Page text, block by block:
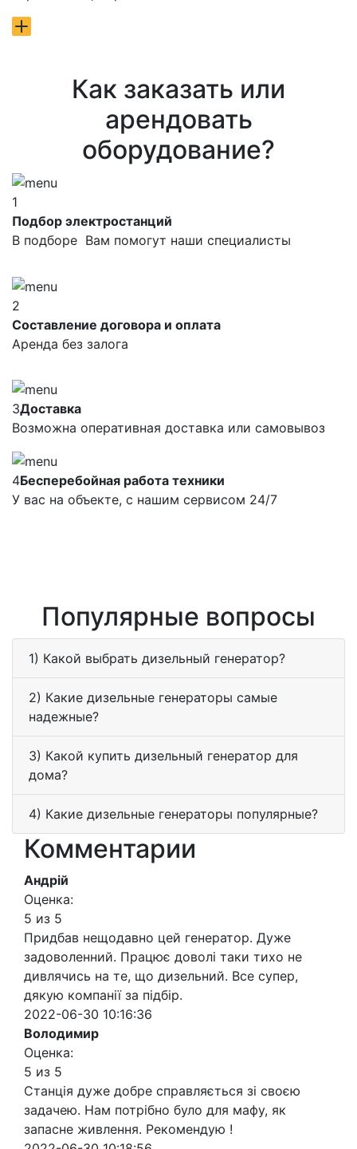
Как заказать или
арендовать
оборудование?
1
Подбор электростанций
В подборе Вам помогут наши специалисты
2
Составление договора и оплата
Аренда без залога
3Доставка
Возможна оперативная доставка или самовывоз
4Бесперебойная работа техники
У вас на объекте, с нашим сервисом 24/7
Популярные вопросы
1) Какой выбрать дизельный генератор?
2) Какие дизельные генераторы самые
надежные?
3) Какой купить дизельный генератор для
дома?
4) Какие дизельные генераторы популярные?
Комментарии
Андрій
Оценка:
5 из 5
Придбав нещодавно цей генератор. Дуже
задоволенний. Працює доволі таки тихо не
дивлячись на те, що дизельний. Все супер,
дякую компанії за підбір.
2022-06-30 10:16:36
Володимир
Оценка:
5 из 5
Станція дуже добре справляється зі своєю
задачею. Нам потрібно було для мафу, як
запасне живлення. Рекомендую !